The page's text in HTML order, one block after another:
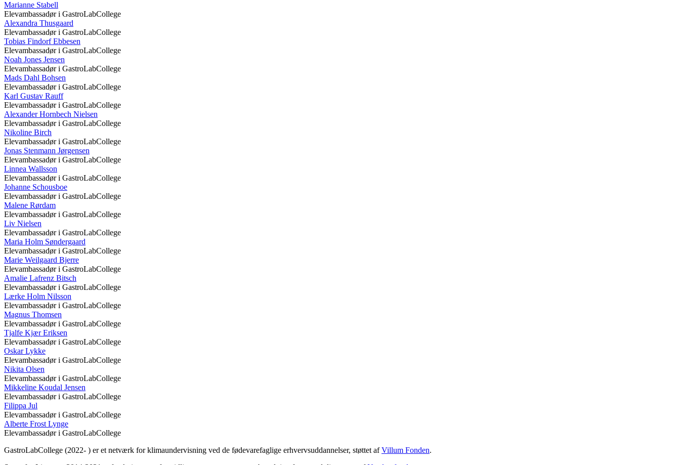
Marianne Stabell
Elevambassadør i GastroLabCollege
Alexandra Thusgaard
Elevambassadør i GastroLabCollege
Tobias Findorf Ebbesen
Elevambassadør i GastroLabCollege
Noah Jones Jensen
Elevambassadør i GastroLabCollege
Mads Dahl Bohsen
Elevambassadør i GastroLabCollege
Karl Gustav Rauff
Elevambassadør i GastroLabCollege
Alexander Hornbech Nielsen
Elevambassadør i GastroLabCollege
Nikoline Birch
Elevambassadør i GastroLabCollege
Jonas Stenmann Jørgensen
Elevambassadør i GastroLabCollege
Linnea Wallsson
Elevambassadør i GastroLabCollege
Johanne Schousboe
Elevambassadør i GastroLabCollege
Malene Rørdam
Elevambassadør i GastroLabCollege
Liv Nielsen
Elevambassadør i GastroLabCollege
Maria Holm Søndergaard
Elevambassadør i GastroLabCollege
Marie Weilgaard Bjerre
Elevambassadør i GastroLabCollege
Amalie Lafrenz Bitsch
Elevambassadør i GastroLabCollege
Lærke Holm Nilsson
Elevambassadør i GastroLabCollege
Magnus Thomsen
Elevambassadør i GastroLabCollege
Tjalfe Kjær Eriksen
Elevambassadør i GastroLabCollege
Oskar Lykke
Elevambassadør i GastroLabCollege
Nikita Olsen
Elevambassadør i GastroLabCollege
Mikkeline Koudal Jensen
Elevambassadør i GastroLabCollege
Filippa Jul
Elevambassadør i GastroLabCollege
Alberte Frost Lynge
Elevambassadør i GastroLabCollege
GastroLabCollege (2022- ) er et netværk for klimaundervisning ved de fødevarefaglige erhvervsuddannelser, støttet afVillum Fonden.